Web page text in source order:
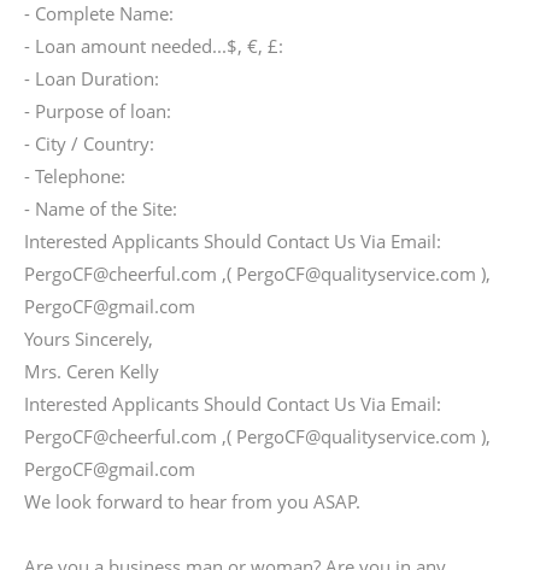
- Complete Name:
- Loan amount needed...$, €, £:
- Loan Duration:
- Purpose of loan:
- City / Country:
- Telephone:
- Name of the Site:
Interested Applicants Should Contact Us Via Email:
PergoCF@cheerful.com ,( PergoCF@qualityservice.com ),
PergoCF@gmail.com
Yours Sincerely,
Mrs. Ceren Kelly
Interested Applicants Should Contact Us Via Email:
PergoCF@cheerful.com ,( PergoCF@qualityservice.com ),
PergoCF@gmail.com
We look forward to hear from you ASAP.